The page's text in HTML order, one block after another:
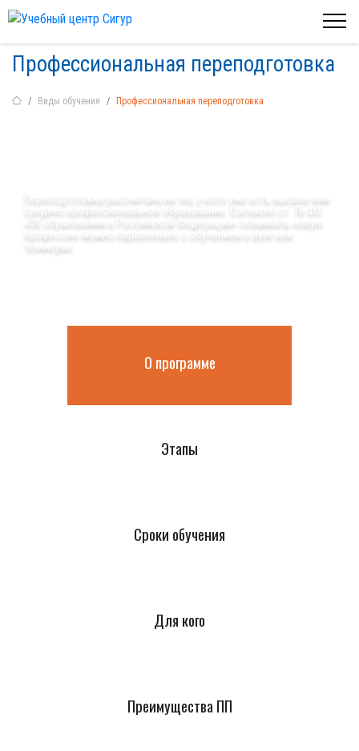
Профессиональная переподготовка
Виды обучения Профессиональная переподготовка
Переподготовка рассчитана на тех, у кого уже есть высшее или
среднее профессиональное образование. Согласно ст. 76 ФЗ
«Об образовании в Российской Федерации» осваивать новую
профессию можно параллельно с обучением в вузе или
техникуме.
О программе
Этапы
Сроки обучения
Для кого
Преимущества ПП